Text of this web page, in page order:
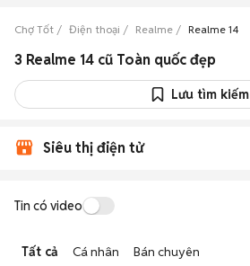
Chợ Tốt Điện thoại Realme Realme 14
3 Realme 14 cũ Toàn quốc đẹp
Lưu tìm kiếm
Siêu thị điện tử
Tin có video
Tất cả Cá nhân Bán chuyên